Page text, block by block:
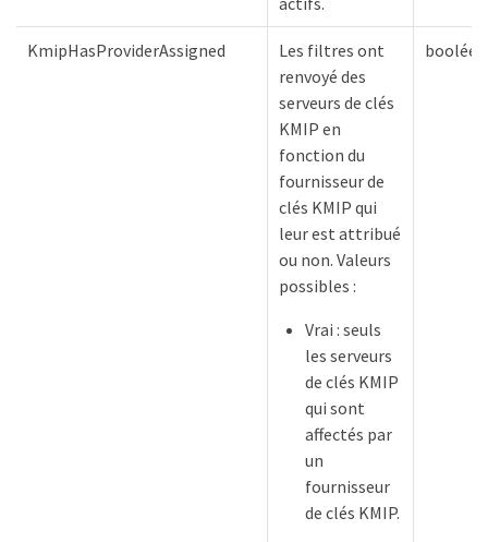
KmipHasProviderAssigned
Les filtres ont
renvoyé des
serveurs de clés
KMIP en
fonction du
fournisseur de
clés KMIP qui
leur est attribué
ou non. Valeurs
possibles :
Vrai : seuls
les serveurs
de clés KMIP
qui sont
affectés par
un
fournisseur
de clés KMIP.
booléen